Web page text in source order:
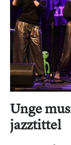
Unge
jazztittel